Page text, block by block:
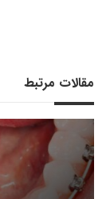
مقالات مرتبط